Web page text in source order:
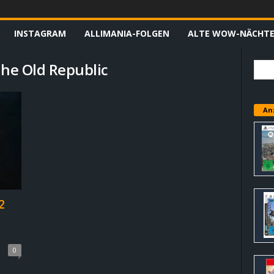
INSTAGRAM ALLIMANIA-FOLGEN ALTE WOW-NÄCHTE
Old Republic
0